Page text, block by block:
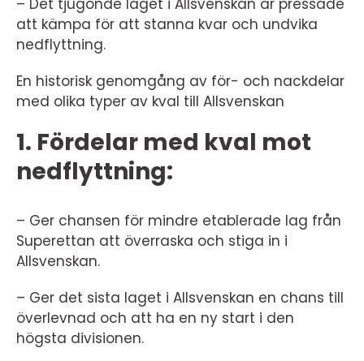
att kämpa för att stanna kvar och undvika
nedflyttning.
En historisk genomgång av för- och nackdelar
med olika typer av kval till Allsvenskan
1. Fördelar med kval mot
nedflyttning:
– Ger chansen för mindre etablerade lag från
Superettan att överraska och stiga in i
Allsvenskan.
– Ger det sista laget i Allsvenskan en chans till
överlevnad och att ha en ny start i den
högsta divisionen.